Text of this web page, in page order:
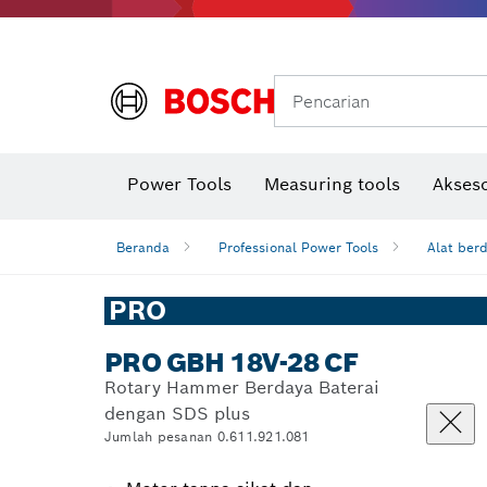
Pencarian
Power Tools Measuring tools
Beranda Professional Power Tools Alat
PRO
PRO GBH 18V-28 CF
Rotary Hammer Berdaya Baterai
dengan SDS plus
Jumlah pesanan 0.611.921.081